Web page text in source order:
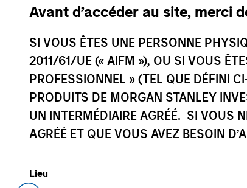
Avant d’accéder au site, merci
SI VOUS ÊTES UNE PERSONNE
2011/61/UE (« AIFM »), OU SI VOUS
PROFESSIONNEL » (TEL QUE DÉFINI
PRODUITS DE MORGAN STANLEY
UN INTERMÉDIAIRE AGRÉÉ. SI VOUS
AGRÉÉ ET QUE VOUS AVEZ BESOIN
Lieu
DSG
Limited